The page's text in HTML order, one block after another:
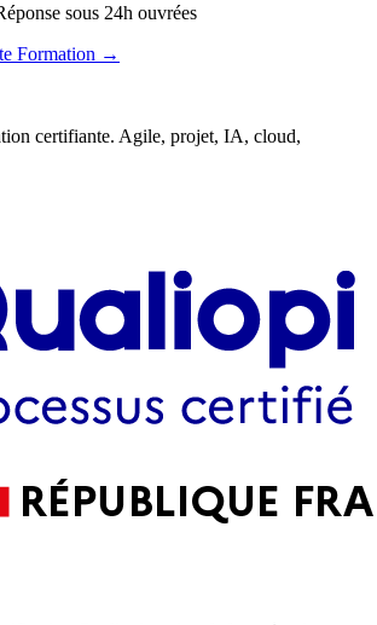
sous 24h ouvrées
Formation →
certifiante. Agile, projet, IA, cloud,